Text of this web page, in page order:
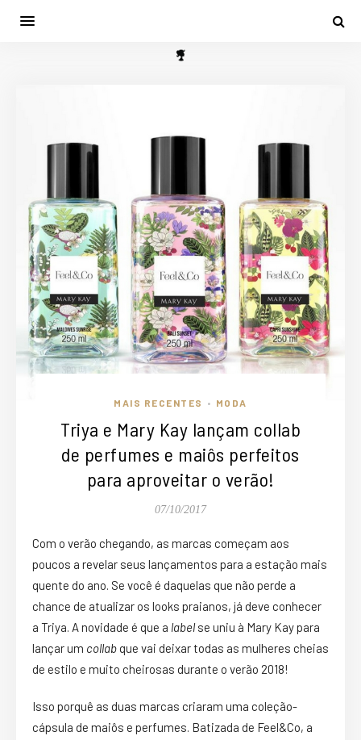
MAIS RECENTES • MODA
Triya e Mary Kay lançam collab
de perfumes e maiôs perfeitos
para aproveitar o verão!
07/10/2017
Com o verão chegando, as marcas começam aos
poucos a revelar seus lançamentos para a estação mais
quente do ano. Se você é daquelas que não perde a
chance de atualizar os looks praianos, já deve conhecer
a Triya. A novidade é que a labelse uniu à Mary Kay para
lançar um collabque vai deixar todas as mulheres cheias
de estilo e muito cheirosas durante o verão 2018!
Isso porquê as duas marcas criaram uma coleção-
cápsula de maiôs e perfumes. Batizada de Feel&Co, a